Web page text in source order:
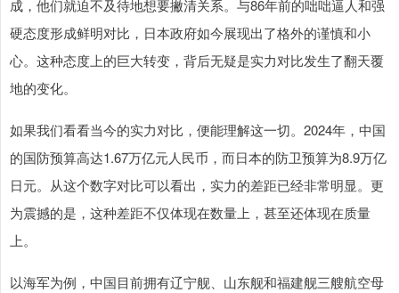
成，他们就迫不及待地想要撇清关系。与86年前的咄咄逼人和强
硬态度形成鲜明对比，日本政府如今展现出了格外的谨慎和小
心。这种态度上的巨大转变，背后无疑是实力对比发生了翻天覆
地的变化。
如果我们看看当今的实力对比，便能理解这一切。2024年，中国
的国防预算高达1.67万亿元人民币，而日本的防卫预算为8.9万亿
日元。从这个数字对比可以看出，实力的差距已经非常明显。更
为震撼的是，这种差距不仅体现在数量上，甚至还体现在质量
上。
以海军为例，中国目前拥有辽宁舰、山东舰和福建舰三艘航空母